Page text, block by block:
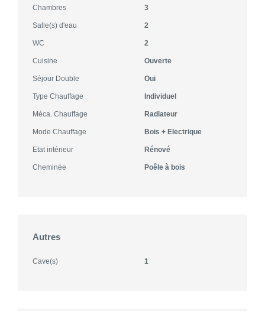
Chambres 3
Salle(s) d'eau 2
WC 2
Cuisine Ouverte
Séjour Double Oui
Type Chauffage Individuel
Méca. Chauffage Radiateur
Mode Chauffage Bois + Electrique
Etat intérieur Rénové
Cheminée Poêle à bois
Autres
Cave(s) 1